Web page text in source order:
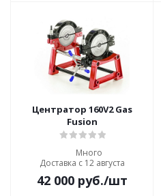
Центратор 160V2 Gas
Fusion
Много
Доставка с 12 августа
42 000руб./шт